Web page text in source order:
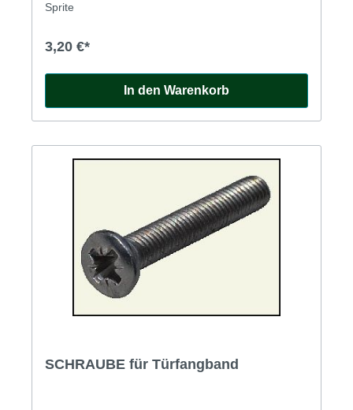
Sprite
3,20 €*
In den Warenkorb
SCHRAUBE für Türfangband